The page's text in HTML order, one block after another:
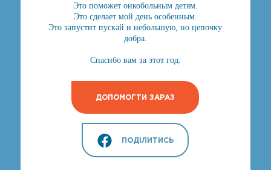
Это поможет онкобольным детям.
Это сделает мой день особенным.
Это запустит пускай и небольшую, но цепочку
добра.
Спасибо вам за этот год.
ДОПОМОГТИ ЗАРАЗ
ПОДІЛИТИСЬ